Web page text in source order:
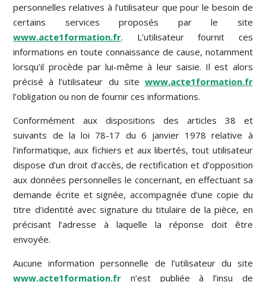
personnelles relatives à l’utilisateur que pour le besoin de
certains services proposés par le site
www.acte1formation.fr. L’utilisateur fournit ces
informations en toute connaissance de cause, notamment
lorsqu’il procède par lui-même à leur saisie. Il est alors
précisé à l’utilisateur du site www.acte1formation.fr
l’obligation ou non de fournir ces informations.
Conformément aux dispositions des articles 38 et
suivants de la loi 78-17 du 6 janvier 1978 relative à
l’informatique, aux fichiers et aux libertés, tout utilisateur
dispose d’un droit d’accès, de rectification et d’opposition
aux données personnelles le concernant, en effectuant sa
demande écrite et signée, accompagnée d’une copie du
titre d’identité avec signature du titulaire de la pièce, en
précisant l’adresse à laquelle la réponse doit être
envoyée.
Aucune information personnelle de l’utilisateur du site
www.acte1formation.fr n’est publiée à l’insu de